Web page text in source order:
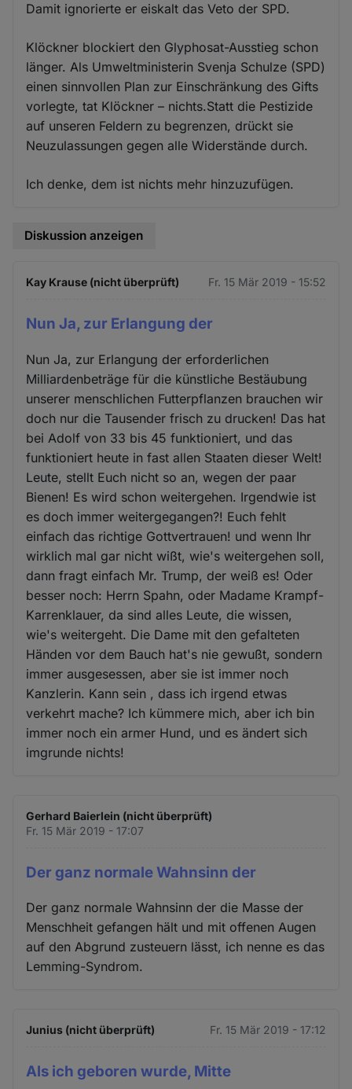
Damit ignorierte er eiskalt das Veto der SPD.
Klöckner blockiert den Glyphosat-Ausstieg schon
länger. Als Umweltministerin Svenja Schulze (SPD)
einen sinnvollen Plan zur Einschränkung des Gifts
vorlegte, tat Klöckner – nichts.Statt die Pestizide
auf unseren Feldern zu begrenzen, drückt sie
Neuzulassungen gegen alle Widerstände durch.
Ich denke, dem ist nichts mehr hinzuzufügen.
Diskussion anzeigen
Kay Krause (nicht überprüft) Fr. 15 Mär 2019 - 15:52
Nun Ja, zur Erlangung der
Nun Ja, zur Erlangung der erforderlichen
Milliardenbeträge für die künstliche Bestäubung
unserer menschlichen Futterpflanzen brauchen wir
doch nur die Tausender frisch zu drucken! Das hat
bei Adolf von 33 bis 45 funktioniert, und das
funktioniert heute in fast allen Staaten dieser Welt!
Leute, stellt Euch nicht so an, wegen der paar
Bienen! Es wird schon weitergehen. Irgendwie ist
es doch immer weitergegangen?! Euch fehlt
einfach das richtige Gottvertrauen! und wenn Ihr
wirklich mal gar nicht wißt, wie's weitergehen soll,
dann fragt einfach Mr. Trump, der weiß es! Oder
besser noch: Herrn Spahn, oder Madame Krampf-
Karrenklauer, da sind alles Leute, die wissen,
wie's weitergeht. Die Dame mit den gefalteten
Händen vor dem Bauch hat's nie gewußt, sondern
immer ausgesessen, aber sie ist immer noch
Kanzlerin. Kann sein , dass ich irgend etwas
verkehrt mache? Ich kümmere mich, aber ich bin
immer noch ein armer Hund, und es ändert sich
imgrunde nichts!
Gerhard Baierlein (nicht überprüft)
Fr. 15 Mär 2019 - 17:07
Der ganz normale Wahnsinn der
Der ganz normale Wahnsinn der die Masse der
Menschheit gefangen hält und mit offenen Augen
auf den Abgrund zusteuern lässt, ich nenne es das
Lemming-Syndrom.
Junius (nicht überprüft) Fr. 15 Mär 2019 - 17:12
Als ich geboren wurde, Mitte